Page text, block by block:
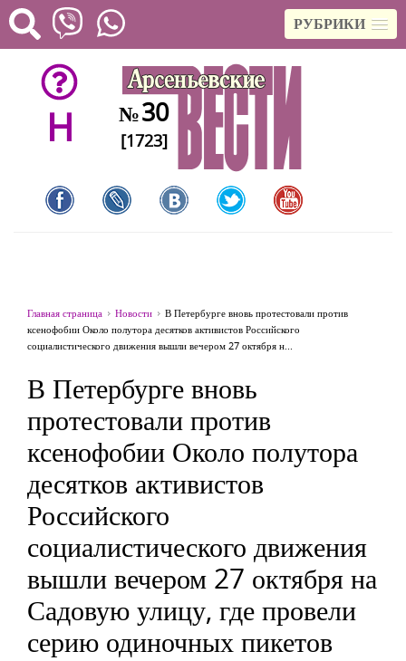
РУБРИКИ
H №30
[1723]
Главная страница Новости
В Петербурге вновь протестовали против
ксенофобии Около полутора десятков активистов Российского
социалистического движения вышли вечером 27 октября н...
В Петербурге вновь
протестовали против
ксенофобии Около полутора
десятков активистов
Российского
социалистического движения
вышли вечером 27 октября на
Садовую улицу, где провели
серию одиночных пикетов